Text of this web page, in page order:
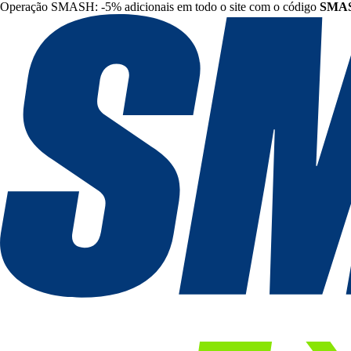
Operação SMASH: -5% adicionais em todo o site com o código